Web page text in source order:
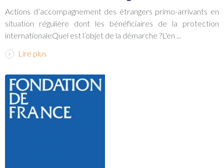
Actions d’accompagnement des étrangers primo-arrivants en
situation régulière dont les bénéficiaires de la protection
internationaleQuel est l’objet de la démarche ?L'en ...
Lire plus